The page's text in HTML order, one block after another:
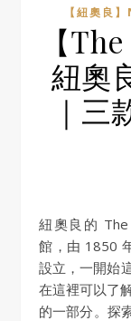
【紐奧良
【
紐奧
｜三
紐奧良的 The Sazerac House 是一間調酒歷史博物
館，由 1850
設立，一開始
在這裡可以了
的一部分。探